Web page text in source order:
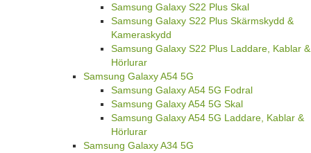
Samsung Galaxy S22 Plus Skal
Samsung Galaxy S22 Plus Skärmskydd &
Kameraskydd
Samsung Galaxy S22 Plus Laddare, Kablar &
Hörlurar
Samsung Galaxy A54 5G
Samsung Galaxy A54 5G Fodral
Samsung Galaxy A54 5G Skal
Samsung Galaxy A54 5G Laddare, Kablar &
Hörlurar
Samsung Galaxy A34 5G